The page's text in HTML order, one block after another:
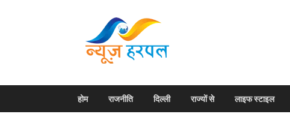
होम राजनीति दिल्ली राज्यों से लाइफ स्टाइल